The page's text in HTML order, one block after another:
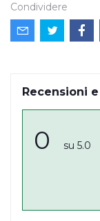
Condividere
Recensioni
0 su 5.0